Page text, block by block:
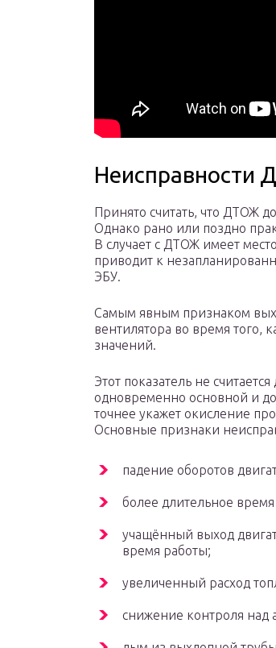
Неисправности
Принято считать, что ДТОЖ
Однако рано или поздно
В случает с ДТОЖ имеет
приводит к
ЭБУ.
Самым явным признаком
вентилятора во время того,
значений.
Этот показатель не
одновременно основной и
точнее укажет окисление
Основные признаки
падение оборотов
более длительное
учащённый выход
время работы;
увеличенный расход
снижение контроля над